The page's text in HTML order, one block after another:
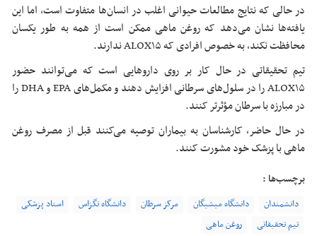
در حالی که نتایج مطالعات حیوانی اغلب در انسان‌ها متفاوت است، اما این
یافته‌ها نشان می‌دهد که روغن ماهی ممکن است از همه به طور یکسان
محافظت نکند، به خصوص افرادی که ALOX۱۵ ندارند.
تیم تحقیقاتی در حال کار بر روی داروهایی است که می‌توانند حضور
ALOX۱۵ را در سلول‌های سرطانی افزایش دهند و مکمل‌های EPA و DHA را
در مبارزه با سرطان مؤثرتر کنند.
در حال حاضر، کارشناسان به بیماران توصیه می‌کنند قبل از مصرف روغن
ماهی با پزشک خود مشورت کنند.
برچسب‌ها :
دانشمندان دانشگاه میشیگان مرکز سرطان دانشگاه تگزاس
استاد پزشکی
تیم تحقیقاتی
روغن ماهی